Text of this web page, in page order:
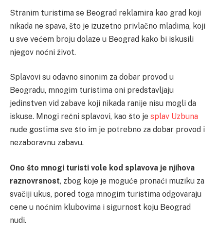
Stranim turistima se Beograd reklamira kao grad koji
nikada ne spava, što je izuzetno privlačno mladima, koji
u sve većem broju dolaze u Beograd kako bi iskusili
njegov noćni život.
Splavovi su odavno sinonim za dobar provod u
Beogradu, mnogim turistima oni predstavljaju
jedinstven vid zabave koji nikada ranije nisu mogli da
iskuse. Mnogi rečni splavovi, kao što je splav Uzbuna
nude gostima sve što im je potrebno za dobar provod i
nezaboravnu zabavu.
Ono što mnogi turisti vole kod splavova je njihova
raznovrsnost, zbog koje je moguće pronaći muziku za
svačiji ukus, pored toga mnogim turistima odgovaraju
cene u noćnim klubovima i sigurnost koju Beograd
nudi.